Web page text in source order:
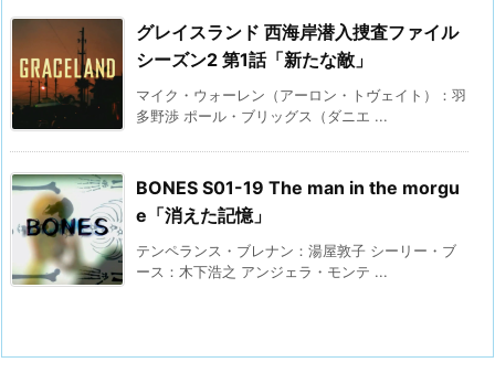
グレイスランド 西海岸潜入捜査ファイル
シーズン2 第1話「新たな敵」
マイク・ウォーレン（アーロン・トヴェイト）：羽
多野渉 ポール・ブリッグス（ダニエ ...
BONES S01-19 The man in the morgu
e「消えた記憶」
テンペランス・ブレナン：湯屋敦子 シーリー・ブ
ース：木下浩之 アンジェラ・モンテ ...